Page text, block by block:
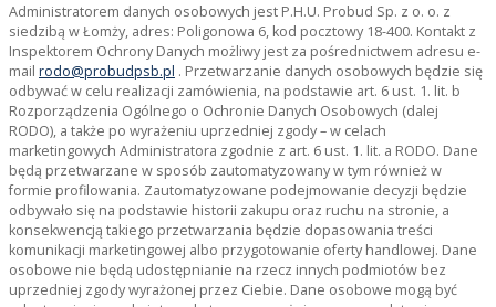
Administratorem danych osobowych jest P.H.U. Probud Sp. z o. o. z
siedzibą w Łomży, adres: Poligonowa 6, kod pocztowy 18-400. Kontakt z
Inspektorem Ochrony Danych możliwy jest za pośrednictwem adresu e-
mail rodo@probudpsb.pl . Przetwarzanie danych osobowych będzie się
odbywać w celu realizacji zamówienia, na podstawie art. 6 ust. 1. lit. b
Rozporządzenia Ogólnego o Ochronie Danych Osobowych (dalej
RODO), a także po wyrażeniu uprzedniej zgody – w celach
marketingowych Administratora zgodnie z art. 6 ust. 1. lit. a RODO. Dane
będą przetwarzane w sposób zautomatyzowany w tym również w
formie profilowania. Zautomatyzowane podejmowanie decyzji będzie
odbywało się na podstawie historii zakupu oraz ruchu na stronie, a
konsekwencją takiego przetwarzania będzie dopasowania treści
komunikacji marketingowej albo przygotowanie oferty handlowej. Dane
osobowe nie będą udostępnianie na rzecz innych podmiotów bez
uprzedniej zgody wyrażonej przez Ciebie. Dane osobowe mogą być